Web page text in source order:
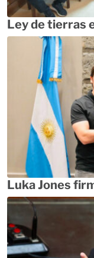
Ley de tierras
Luka Jones